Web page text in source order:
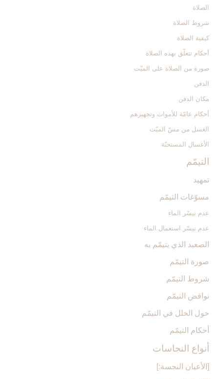
الصلاة
شروط الصلاة
كيفية الصلاة
أحكام تتعلّق بهذه الصلاة
صورة من الصلاة على الميّت
الدفن
مكان الدفن
أحكام عامّة للأموات وتجهيزهم
الغسل من مسّ الميّت‏
الأغسال المستحبّة
التيمّم‏
تمهيد
مسوّغات التيمّم
عدم تيسّر الماء
عدم تيسّر استعمال الماء
الصعيد الذي يتيمّم به
صورة التيمّم
شروط التيمّم
نواقض التيمّم
حول الخلل في التيمّم
أحكام التيمّم
أنواع النجاسات‏
[الأعيان النجسة:]